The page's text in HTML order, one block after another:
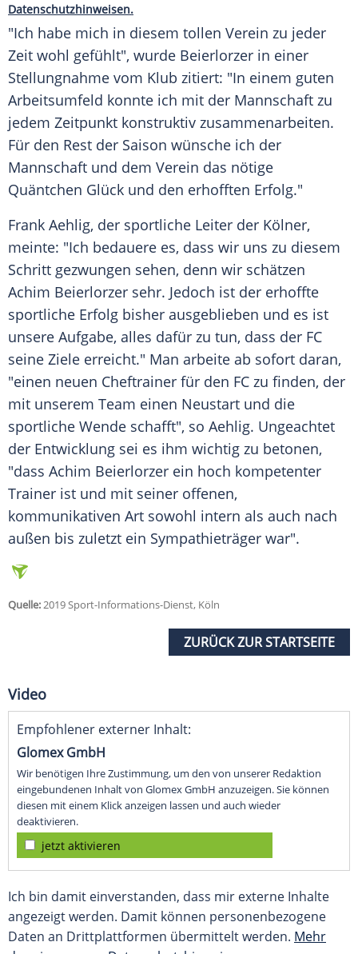
Datenschutzhinweisen.
"Ich habe mich in diesem tollen Verein zu jeder
Zeit wohl gefühlt", wurde Beierlorzer in einer
Stellungnahme vom Klub zitiert: "In einem guten
Arbeitsumfeld konnte ich mit der Mannschaft zu
jedem Zeitpunkt konstruktiv zusammenarbeiten.
Für den Rest der Saison wünsche ich der
Mannschaft und dem Verein das nötige
Quäntchen Glück und den erhofften Erfolg."
Frank Aehlig, der sportliche Leiter der Kölner,
meinte: "Ich bedauere es, dass wir uns zu diesem
Schritt gezwungen sehen, denn wir schätzen
Achim Beierlorzer sehr. Jedoch ist der erhoffte
sportliche Erfolg bisher ausgeblieben und es ist
unsere Aufgabe, alles dafür zu tun, dass der FC
seine Ziele erreicht." Man arbeite ab sofort daran,
"einen neuen Cheftrainer für den FC zu finden, der
mit unserem Team einen Neustart und die
sportliche Wende schafft", so Aehlig. Ungeachtet
der Entwicklung sei es ihm wichtig zu betonen,
"dass Achim Beierlorzer ein hoch kompetenter
Trainer ist und mit seiner offenen,
kommunikativen Art sowohl intern als auch nach
außen bis zuletzt ein Sympathieträger war".
Quelle:2019 Sport-Informations-Dienst, Köln
ZURÜCK ZUR STARTSEITE
Video
Empfohlener externer Inhalt:
Glomex GmbH
Wir benötigen Ihre Zustimmung, um den von unserer Redaktion
eingebundenen Inhalt von Glomex GmbH anzuzeigen. Sie können
diesen mit einem Klick anzeigen lassen und auch wieder
deaktivieren.
jetzt aktivieren
Ich bin damit einverstanden, dass mir externe Inhalte
angezeigt werden. Damit können personenbezogene
Daten an Drittplattformen übermittelt werden. Mehr